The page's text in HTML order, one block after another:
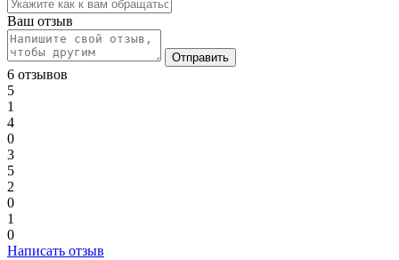
Ваш отзыв
Отправить
6 отзывов
5
1
4
0
3
5
2
0
1
0
Написать отзыв